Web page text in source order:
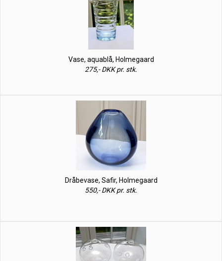
Vase, aquablå, Holmegaard
275,- DKK pr. stk.
Dråbevase, Safir, Holmegaard
550,- DKK pr. stk.